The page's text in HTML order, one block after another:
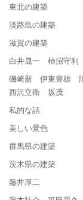
東北の建築
淡路島の建築
滋賀の建築
白井晟一 柿沼守利
磯崎新 伊東豊雄
西沢立衛 坂茂
私的な話
美しい景色
群馬県の建築
茨木県の建築
藤井厚二